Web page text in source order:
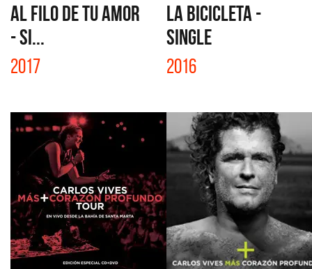
AL FILO DE TU AMOR
- SI...
2017
LA BICICLETA -
SINGLE
2016